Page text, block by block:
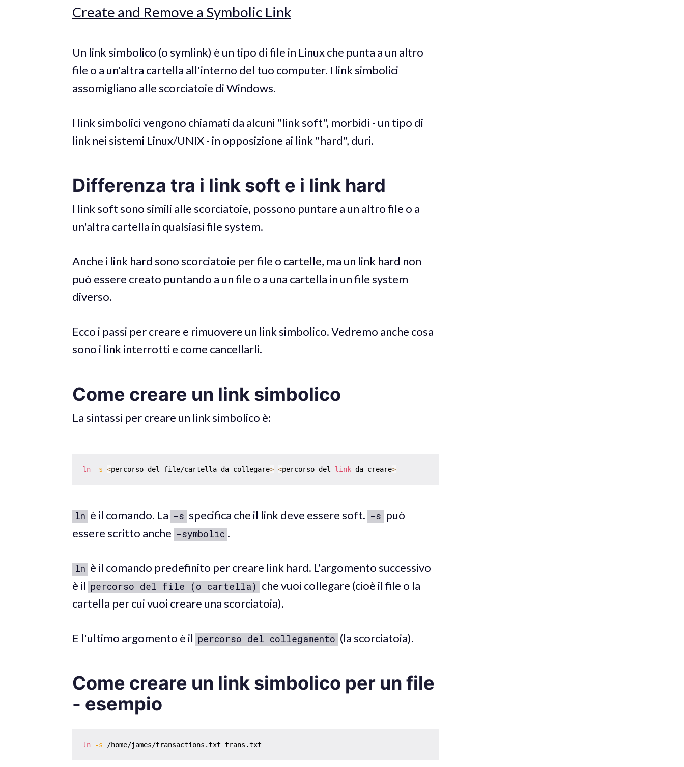
Create and Remove a Symbolic Link
Un link simbolico (o symlink) è un tipo di file in Linux che punta a un altro
file o a un'altra cartella all'interno del tuo computer. I link simbolici
assomigliano alle scorciatoie di Windows.
I link simbolici vengono chiamati da alcuni "link soft", morbidi - un tipo di
link nei sistemi Linux/UNIX - in opposizione ai link "hard", duri.
Differenza tra i link soft e i link hard
I link soft sono simili alle scorciatoie, possono puntare a un altro file o a
un'altra cartella in qualsiasi file system.
Anche i link hard sono scorciatoie per file o cartelle, ma un link hard non
può essere creato puntando a un file o a una cartella in un file system
diverso.
Ecco i passi per creare e rimuovere un link simbolico. Vedremo anche cosa
sono i link interrotti e come cancellarli.
Come creare un link simbolico
La sintassi per creare un link simbolico è:
ln -s <percorso del file/cartella da collegare> <percorso del link da creare>
ln è il comando. La -s specifica che il link deve essere soft. -s può
essere scritto anche -symbolic .
ln è il comando predefinito per creare link hard. L'argomento successivo
è il percorso del file (o cartella) che vuoi collegare (cioè il file o la
cartella per cui vuoi creare una scorciatoia).
E l'ultimo argomento è il percorso del collegamento (la scorciatoia).
Come creare un link simbolico per un file
- esempio
ln -s